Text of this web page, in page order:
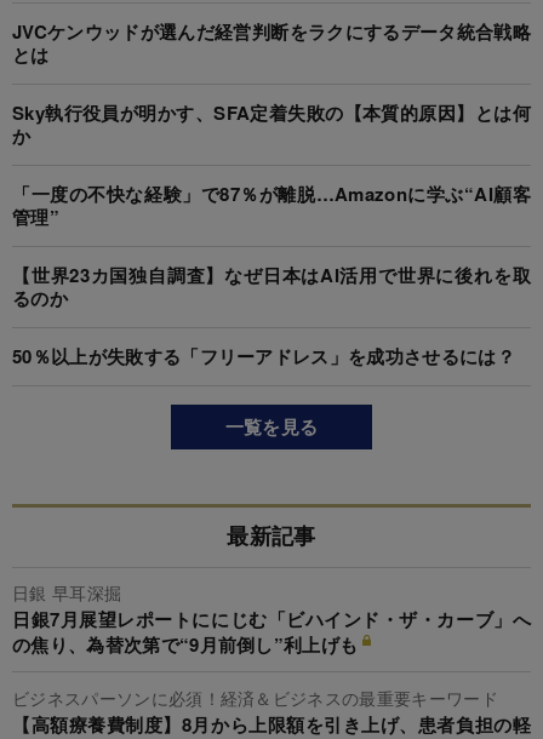
JVCケンウッドが選んだ経営判断をラクにするデータ統合戦略
とは
Sky執行役員が明かす、SFA定着失敗の【本質的原因】とは何
か
「一度の不快な経験」で87％が離脱…Amazonに学ぶ“AI顧客
管理”
【世界23カ国独自調査】なぜ日本はAI活用で世界に後れを取
るのか
50％以上が失敗する「フリーアドレス」を成功させるには？
一覧を見る
最新記事
日銀 早耳深掘
日銀7月展望レポートににじむ「ビハインド・ザ・カーブ」へ
の焦り、為替次第で“9月前倒し”利上げも
ビジネスパーソンに必須！経済＆ビジネスの最重要キーワード
【高額療養費制度】8月から上限額を引き上げ、患者負担の軽